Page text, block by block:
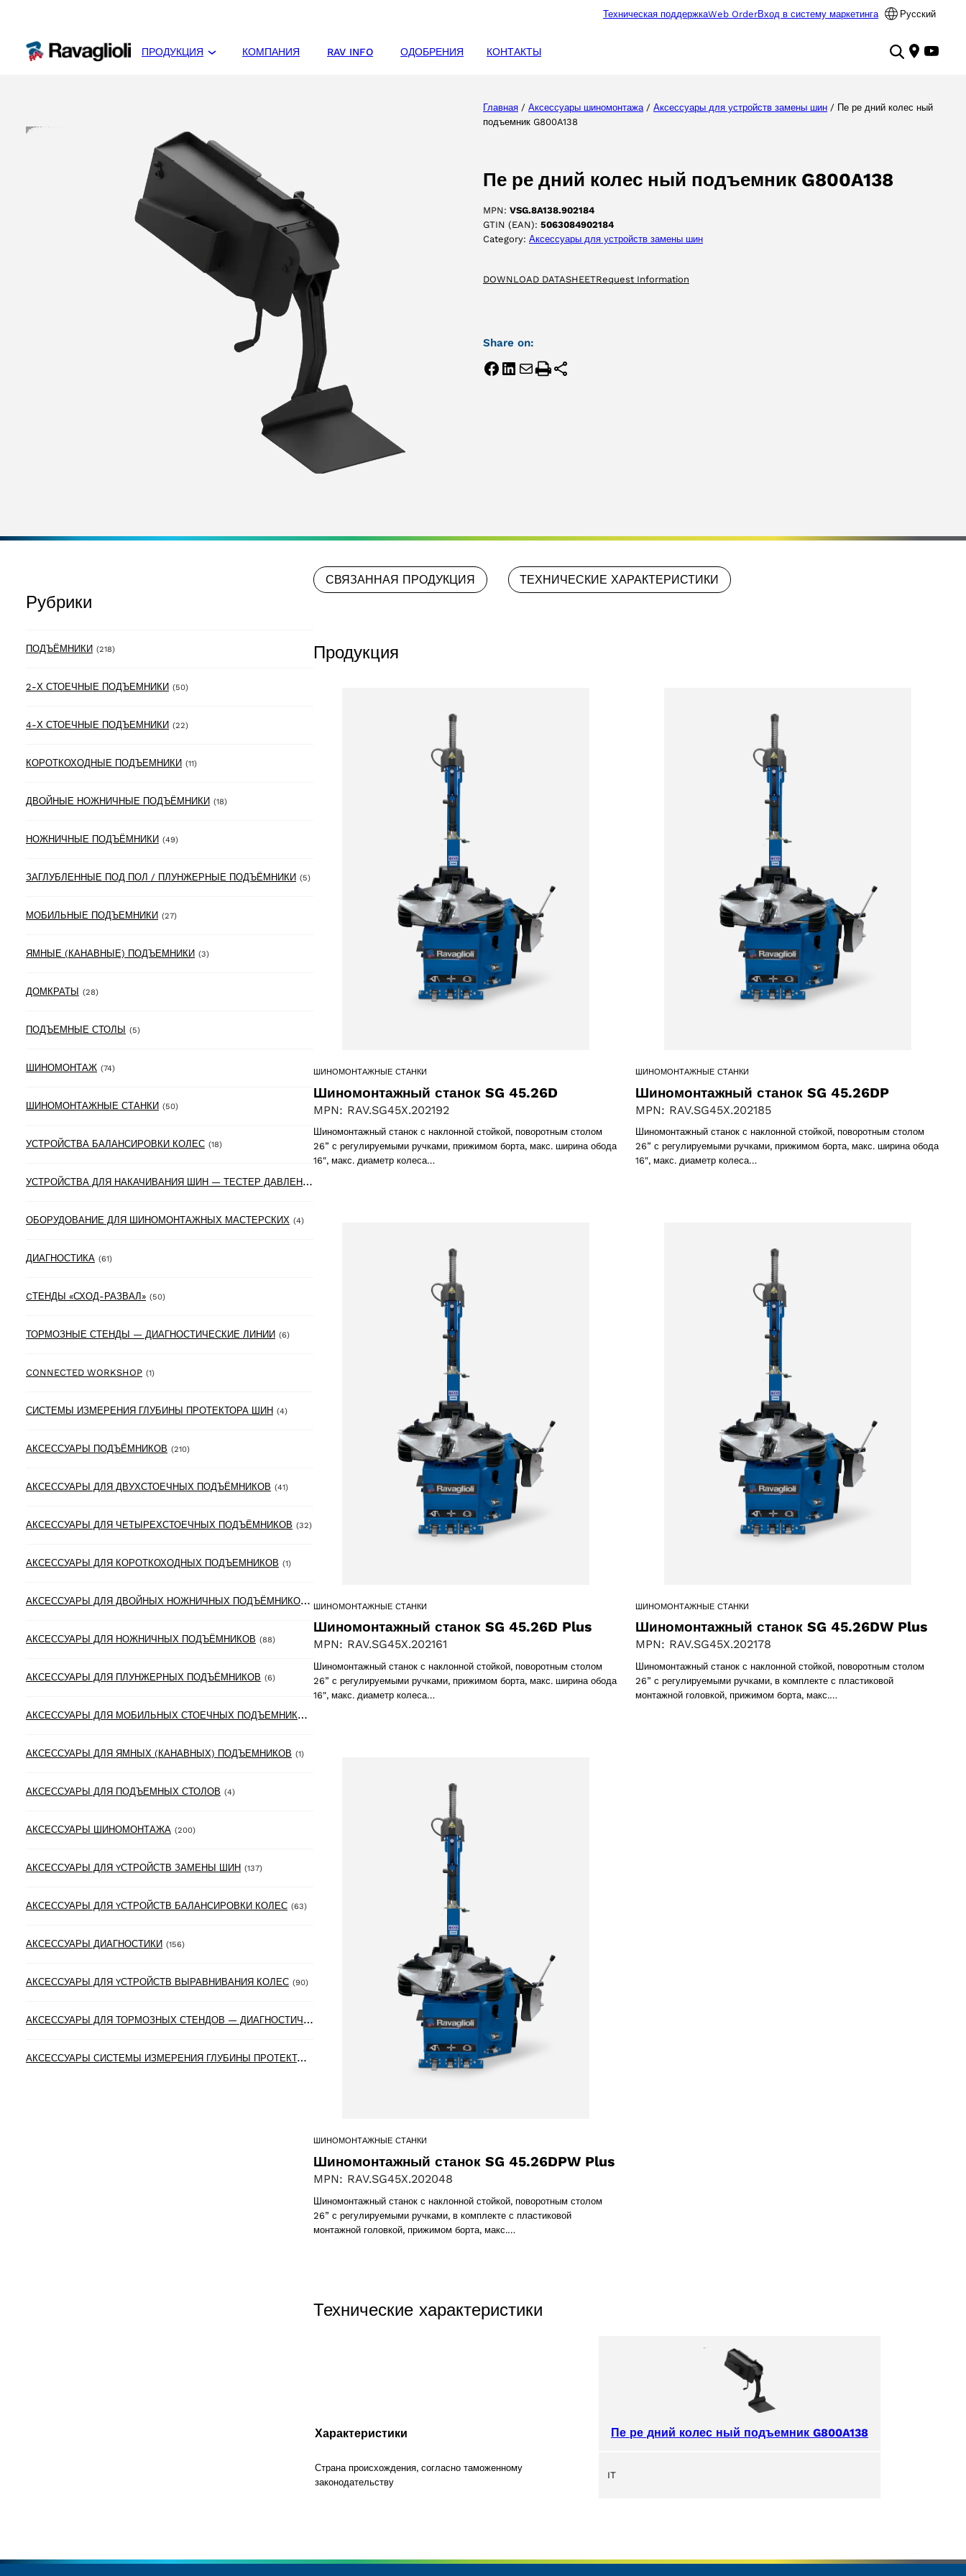
Техническая поддержкаWeb OrderВход в систему маркетинга Русский
ПРОДУКЦИЯ КОМПАНИЯ RAV INFO ОДОБРЕНИЯ КОНТАКТЫ
Главная / Аксессуары шиномонтажа/ Аксессуары для yстройств замены шин / Пе ре дний колес ный
подъемник G800A138
Пе ре дний колес ный подъемник G800A138
MPN: VSG.8A138.902184
GTIN (EAN): 5063084902184
Category: Аксессуары для yстройств замены шин
DOWNLOAD DATASHEETRequest Information
Share on:
Рубрики
ПОДЪЁМНИКИ (218)218 products
2-Х СТОЕЧНЫЕ ПОДЪЕМНИКИ (50)50 products
4-Х СТОЕЧНЫЕ ПОДЪЕМНИКИ (22)22 products
КОРОТКОХОДНЫЕ ПОДЪЕМНИКИ (11)11 products
ДВОЙНЫЕ НОЖНИЧНЫЕ ПОДЪЁМНИКИ (18)18 products
НОЖНИЧНЫЕ ПОДЪЁМНИКИ (49)49 products
ЗАГЛУБЛЕННЫЕ ПОД ПОЛ / ПЛУНЖЕРНЫЕ ПОДЪЁМНИКИ (5)5 products
МОБИЛЬНЫЕ ПОДЪЕМНИКИ (27)27 products
ЯМНЫЕ (КАНАВНЫЕ) ПОДЪЕМНИКИ (3)3 products
ДОМКРАТЫ (28)28 products
ПОДЪЕМНЫЕ СТОЛЫ (5)5 products
ШИНОМОНТАЖ (74)74 products
ШИНОМОНТАЖНЫЕ СТАНКИ (50)50 products
УСТРОЙСТВА БАЛАНСИРОВКИ КОЛЕС (18)18 products
У
СТРОЙСТВА ДЛЯ НАКАЧИВАНИЯ ШИН — ТЕСТЕР ДАВЛЕНИЯ В ШИНАХ
ОБОРУДОВАНИЕ ДЛЯ ШИНОМОНТАЖНЫХ МАСТЕРСКИХ (4)4 products
ДИАГНОСТИКА (61)61 products
CТЕНДЫ «СХОД-РАЗВАЛ» (50)50 products
ТОРМОЗНЫЕ СТЕНДЫ — ДИАГНОСТИЧЕСКИЕ ЛИНИИ (6)6 products
CONNECTED WORKSHOP (1)1 product
СИСТЕМЫ ИЗМЕРЕНИЯ ГЛУБИНЫ ПРОТЕКТОРА ШИН (4)4 products
АКСЕССУАРЫ ПОДЪЁМНИКОВ (210)210 products
АКСЕССУАРЫ ДЛЯ ДВУХСТОЕЧНЫХ ПОДЪЁМНИКОВ (41)41 products
АКСЕССУАРЫ ДЛЯ ЧЕТЫРЕХСТОЕЧНЫХ ПОДЪЁМНИКОВ (32)32 products
АКСЕССУАРЫ ДЛЯ КОРОТКОХОДНЫХ ПОДЪЕМНИКОВ (1)1 product
А
КСЕССУАРЫ ДЛЯ ДВОЙНЫХ НОЖНИЧНЫХ ПОДЪЁМНИКОВ (6)
АКСЕССУАРЫ ДЛЯ НОЖНИЧНЫХ ПОДЪЁМНИКОВ (88)88 products
АКСЕССУАРЫ ДЛЯ ПЛУНЖЕРНЫХ ПОДЪЁМНИКОВ (6)6 products
А
КСЕССУАРЫ ДЛЯ МОБИЛЬНЫХ СТОЕЧНЫХ ПОДЪЕМНИКОВ
АКСЕССУАРЫ ДЛЯ ЯМНЫХ (КАНАВНЫХ) ПОДЪЕМНИКОВ (1)1 product
АКСЕССУАРЫ ДЛЯ ПОДЪЕМНЫХ СТОЛОВ (4)4 products
АКСЕССУАРЫ ШИНОМОНТАЖА (200)200 products
АКСЕССУАРЫ ДЛЯ YСТРОЙСТВ ЗАМЕНЫ ШИН (137)137 products
АКСЕССУАРЫ ДЛЯ YСТРОЙСТВ БАЛАНСИРОВКИ КОЛЕС (63)63 products
АКСЕССУАРЫ ДИАГНОСТИКИ (156)156 products
АКСЕССУАРЫ ДЛЯ YСТРОЙСТВ ВЫРАВНИВАНИЯ КОЛЕС (90)90 products
А
КСЕССУАРЫ ДЛЯ ТОРМОЗНЫХ СТЕНДОВ — ДИАГНОСТИЧЕСКИХ ЛИНИЙ 61 products
А
КСЕССУАРЫ СИСТЕМЫ ИЗМЕРЕНИЯ ГЛУБИНЫ ПРОТЕКТОРА ШИН
СВЯЗАННАЯ ПРОДУКЦИЯ ТЕХНИЧЕСКИЕ ХАРАКТЕРИСТИКИ
Продукция
ШИНОМОНТАЖНЫЕ СТАНКИ
Шиномонтажный станок SG 45.26D
MPN: RAV.SG45X.202192
Шиномонтажный станок с наклонной стойкой, поворотным столом
26” с регулируемыми ручками, прижимом борта, макс. ширина обода
16″, макс. диаметр колеса…
ШИНОМОНТАЖНЫЕ СТАНКИ
Шиномонтажный станок SG 45.26DP
MPN: RAV.SG45X.202185
Шиномонтажный станок с наклонной стойкой, поворотным столом
26” с регулируемыми ручками, прижимом борта, макс. ширина обода
16″, макс. диаметр колеса…
ШИНОМОНТАЖНЫЕ СТАНКИ
Шиномонтажный станок SG 45.26D Plus
MPN: RAV.SG45X.202161
Шиномонтажный станок с наклонной стойкой, поворотным столом
26” с регулируемыми ручками, прижимом борта, макс. ширина обода
16″, макс. диаметр колеса…
ШИНОМОНТАЖНЫЕ СТАНКИ
Шиномонтажный станок SG 45.26DW Plus
MPN: RAV.SG45X.202178
Шиномонтажный станок с наклонной стойкой, поворотным столом
26” с регулируемыми ручками, в комплекте с пластиковой
монтажной головкой, прижимом борта, макс.…
ШИНОМОНТАЖНЫЕ СТАНКИ
Шиномонтажный станок SG 45.26DPW Plus
MPN: RAV.SG45X.202048
Шиномонтажный станок с наклонной стойкой, поворотным столом
26” с регулируемыми ручками, в комплекте с пластиковой
монтажной головкой, прижимом борта, макс.…
Технические характеристики
Характеристики Пе ре дний колес ный подъемник G800A138
Страна происхождения, согласно таможенному
законодательству
IT
Выберите Ваш регион